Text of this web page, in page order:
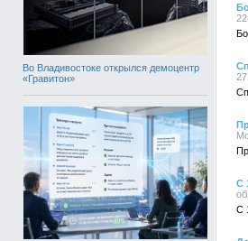
Во Владивостоке открылся демоцентр
«Гравитон»
С
С